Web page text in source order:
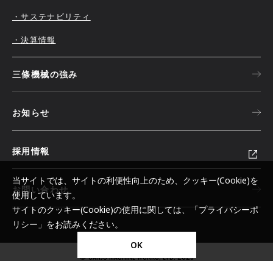
・サステナビリティ
・決算情報
三條機械の強み
お知らせ
採用情報
お問い合わせ
© SANJO MACHINE WORKS, LTD. 2026
当サイトでは、サイトの利便性向上のため、クッキー(Cookie)を
使用しています。
サイトのクッキー(Cookie)の使用に関しては、「プライバシーポ
リシー 」をお読みください。
OK